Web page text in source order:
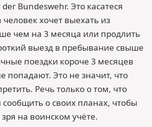
Bundeswehr. Это касатеся
человек хочет выехать из
чем на 3 месяца или продлить
выезд в пребывание свыше
поездки короче 3 месяцев
попадают. Это не значит, что
Речь только о том, что
сообщить о своих планах, чтобы
на воинском учёте.